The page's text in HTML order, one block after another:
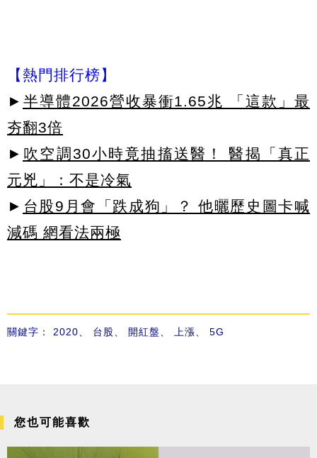
【熱門排行榜】
► 半導體2026營收暴衝1.65兆 「這款」最
夯翻3倍
► 吹空調30小時竟抽搐送醫！ 醫揭「真正
元兇」：不是冷氣
► 台股9月會「跌成狗」？ 他曬歷史圖卡喊
減碼 網看法兩極
關鍵字： 2020、 台股、 開紅盤、 上漲、 5G
您也可能喜歡